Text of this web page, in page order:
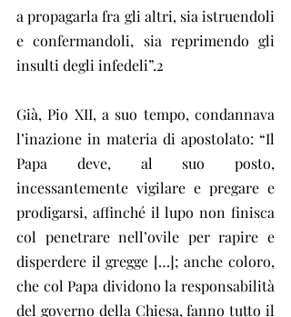
a propagarla fra gli altri, sia istruendoli
e confermandoli, sia reprimendo gli
insulti degli infedeli”.2
Già, Pio XII, a suo tempo, condannava
l’inazione in materia di apostolato: “Il
Papa deve, al suo posto,
incessantemente vigilare e pregare e
prodigarsi, affinché il lupo non finisca
col penetrare nell’ovile per rapire e
disperdere il gregge […]; anche coloro,
che col Papa dividono la responsabilità
del governo della Chiesa, fanno tutto il